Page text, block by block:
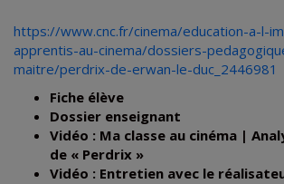
https://www.cnc.fr/cinema/education-a-l-
apprentis-au-cinema/dossiers-
maitre/perdrix-de-erwan-le-duc_2446981
Fiche élève
Dossier enseignant
Vidéo : Ma classe au cinéma |
de « Perdrix »
Vidéo : Entretien avec le